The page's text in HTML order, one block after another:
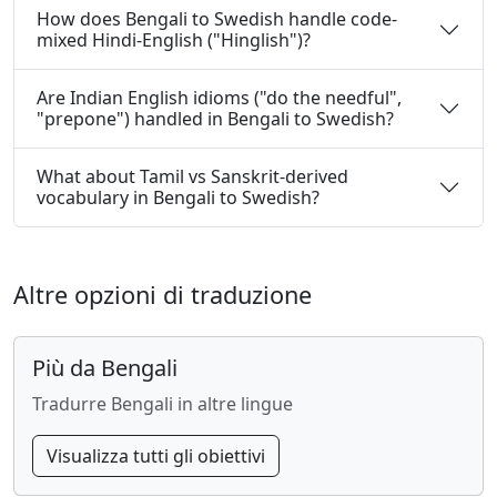
How does Bengali to Swedish handle code-
mixed Hindi-English ("Hinglish")?
Are Indian English idioms ("do the needful",
"prepone") handled in Bengali to Swedish?
What about Tamil vs Sanskrit-derived
vocabulary in Bengali to Swedish?
Altre opzioni di traduzione
Più da Bengali
Tradurre Bengali in altre lingue
Visualizza tutti gli obiettivi